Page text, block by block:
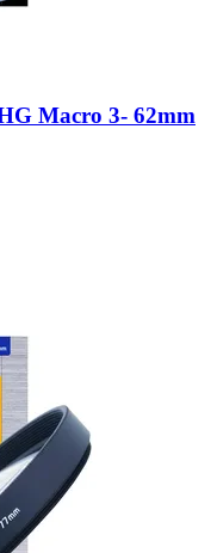
Macro 3- 62mm